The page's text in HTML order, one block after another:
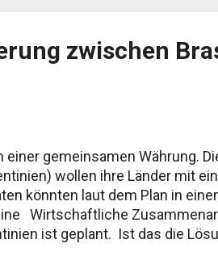
zwischen
gemeinsamen Währung.
wollen ihre Länder mit
könnten laut dem Plan in
Wirtschaftliche
ist geplant. Ist das die